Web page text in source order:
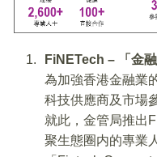
FiNETech – 「金
為加強香港金融業
科技供應商及市場
就此，金管局推出
聚生態圈内的專業